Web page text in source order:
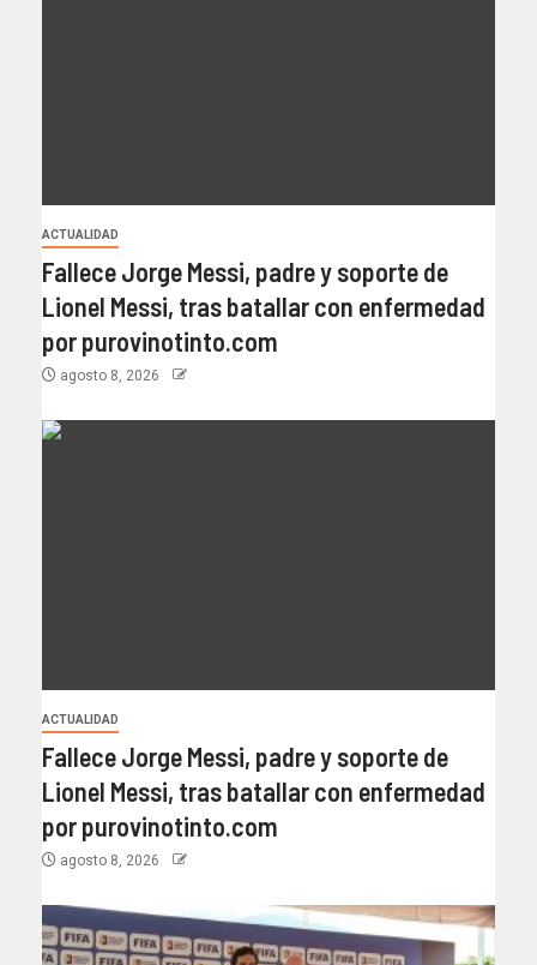
ACTUALIDAD
Fallece Jorge Messi, padre y soporte de
Lionel Messi, tras batallar con enfermedad
por purovinotinto.com
agosto 8, 2026
ACTUALIDAD
Fallece Jorge Messi, padre y soporte de
Lionel Messi, tras batallar con enfermedad
por purovinotinto.com
agosto 8, 2026